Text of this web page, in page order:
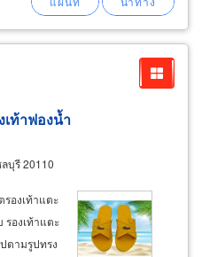
viton
เท้าฟองน้ำ
บุรี 20110
รองเท้าแตะ
องเท้าแตะ
ตามรูปทรง